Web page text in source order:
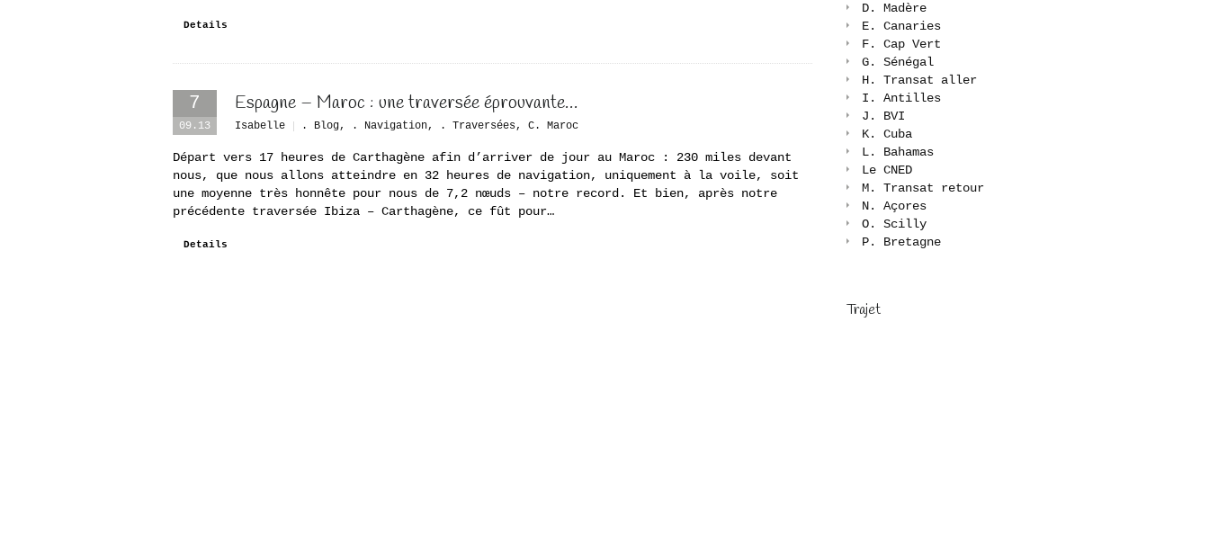
Details
7
09.13
Espagne – Maroc : une traversée éprouvante…
Isabelle . Blog, . Navigation, . Traversées, C. Maroc
Départ vers 17 heures de Carthagène afin d’arriver de jour au Maroc : 230 miles devant
nous, que nous allons atteindre en 32 heures de navigation, uniquement à la voile, soit
une moyenne très honnête pour nous de 7,2 nœuds – notre record. Et bien, après notre
précédente traversée Ibiza – Carthagène, ce fût pour…
Details
D. Madère
E. Canaries
F. Cap Vert
G. Sénégal
H. Transat aller
I. Antilles
J. BVI
K. Cuba
L. Bahamas
Le CNED
M. Transat retour
N. Açores
O. Scilly
P. Bretagne
Trajet